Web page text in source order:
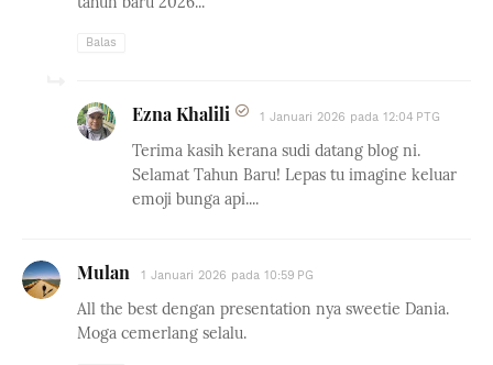
Balas
Ezna Khalili 1 Januari 2026 pada 12:04 PTG
Terima kasih kerana sudi datang blog ni.
Selamat Tahun Baru! Lepas tu imagine keluar
emoji bunga api....
Mulan 1 Januari 2026 pada 10:59 PG
All the best dengan presentation nya sweetie Dania.
Moga cemerlang selalu.